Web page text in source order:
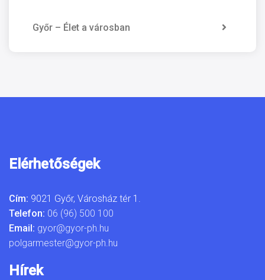
Győr – Élet a városban
Elérhetőségek
Cím: 9021 Győr, Városház tér 1.
Telefon: 06 (96) 500 100
Email: gyor@gyor-ph.hu
polgarmester@gyor-ph.hu
Hírek